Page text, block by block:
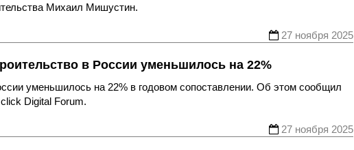
Михаил Мишустин.
27 ноября 2025
в России уменьшилось на 22%
уменьшилось на 22% в годовом сопоставлении. Об этом сообщил
Digital Forum.
27 ноября 2025